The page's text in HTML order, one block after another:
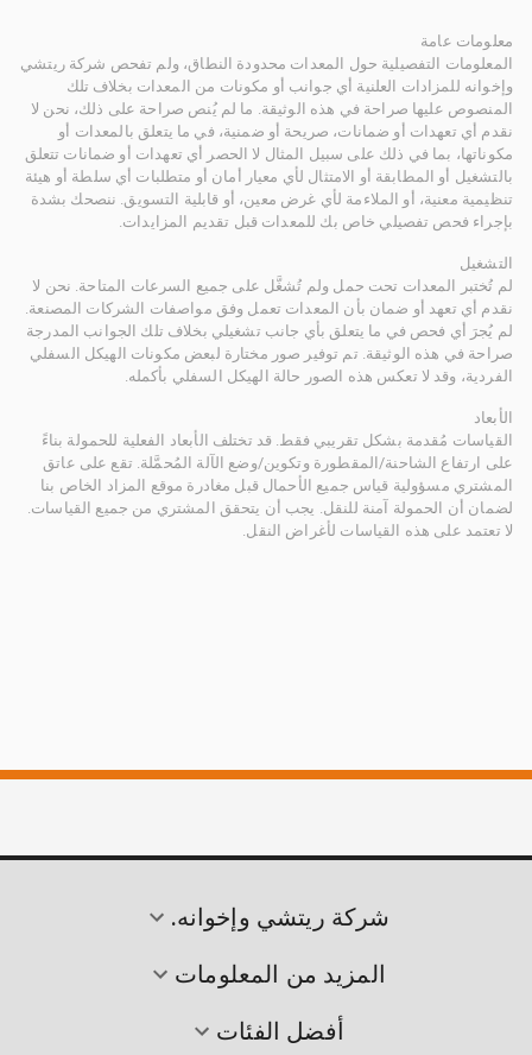
معلومات عامة
المعلومات التفصيلية حول المعدات محدودة النطاق، ولم تفحص شركة ريتشي
وإخوانه للمزادات العلنية أي جوانب أو مكونات من المعدات بخلاف تلك
المنصوص عليها صراحة في هذه الوثيقة. ما لم يُنص صراحة على ذلك، نحن لا
نقدم أي تعهدات أو ضمانات، صريحة أو ضمنية، في ما يتعلق بالمعدات أو
مكوناتها، بما في ذلك على سبيل المثال لا الحصر أي تعهدات أو ضمانات تتعلق
بالتشغيل أو المطابقة أو الامتثال لأي معيار أمان أو متطلبات أي سلطة أو هيئة
تنظيمية معنية، أو الملاءمة لأي غرض معين، أو قابلية التسويق. ننصحك بشدة
بإجراء فحص تفصيلي خاص بك للمعدات قبل تقديم المزايدات.
التشغيل
لم تُختبر المعدات تحت حمل ولم تُشغَّل على جميع السرعات المتاحة. نحن لا
نقدم أي تعهد أو ضمان بأن المعدات تعمل وفق مواصفات الشركات المصنعة.
لم يُجرَ أي فحص في ما يتعلق بأي جانب تشغيلي بخلاف تلك الجوانب المدرجة
صراحة في هذه الوثيقة. تم توفير صور مختارة لبعض مكونات الهيكل السفلي
الفردية، وقد لا تعكس هذه الصور حالة الهيكل السفلي بأكمله.
الأبعاد
القياسات مُقدمة بشكل تقريبي فقط. قد تختلف الأبعاد الفعلية للحمولة بناءً
على ارتفاع الشاحنة/المقطورة وتكوين/وضع الآلة المُحمَّلة. تقع على عاتق
المشتري مسؤولية قياس جميع الأحمال قبل مغادرة موقع المزاد الخاص بنا
لضمان أن الحمولة آمنة للنقل. يجب أن يتحقق المشتري من جميع القياسات.
لا تعتمد على هذه القياسات لأغراض النقل.
شركة ريتشي وإخوانه.
المزيد من المعلومات
أفضل الفئات